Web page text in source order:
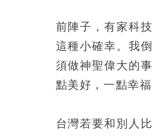
前陣子，有家科
這種小確幸。我
須做神聖偉大的
點美好，一點幸
台灣若要和別人